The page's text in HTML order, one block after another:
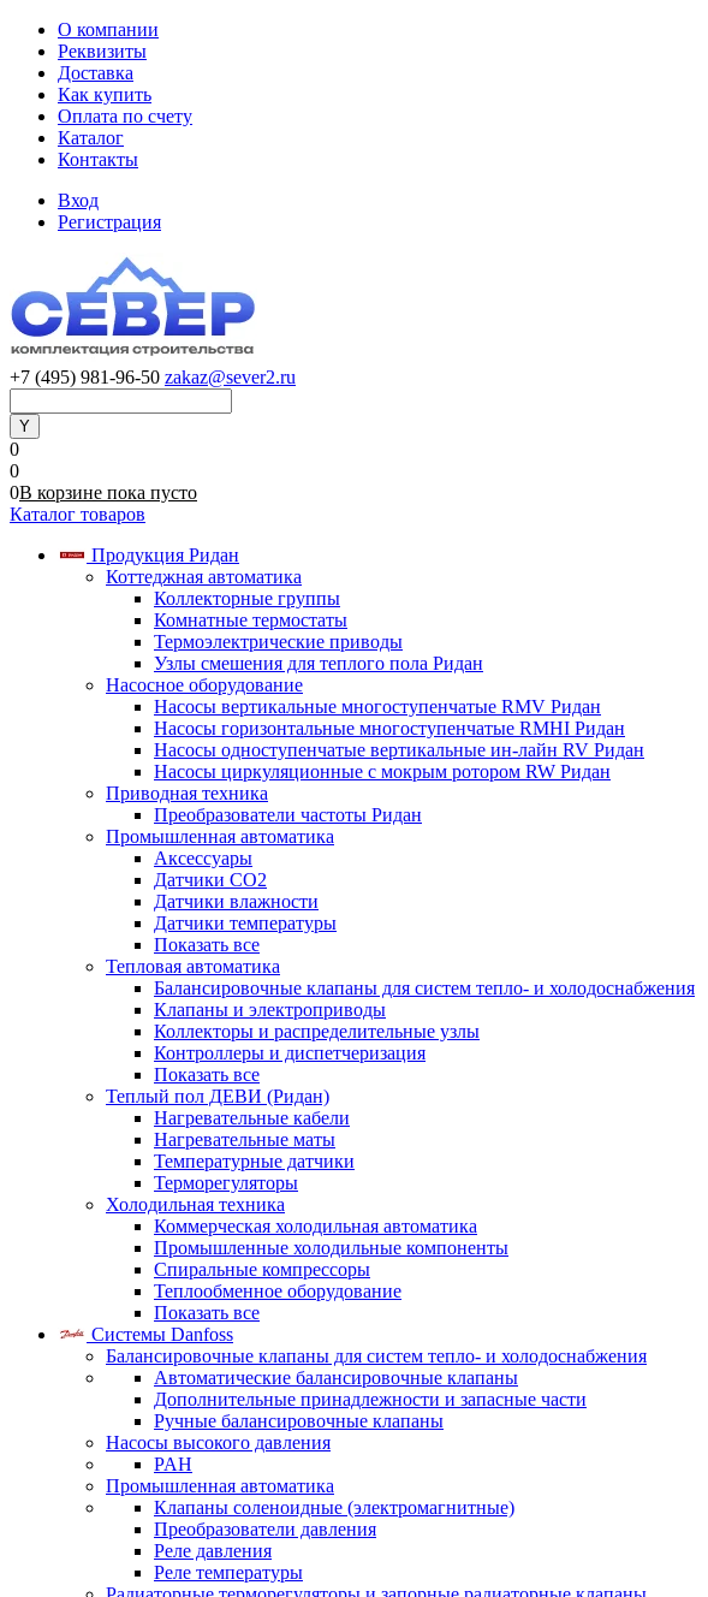
О компании
Реквизиты
Доставка
Как купить
Оплата по счету
Каталог
Контакты
Вход
Регистрация
+7 (495) 981-96-50 zakaz@sever2.ru
0
0
0В корзине пока пусто
Каталог товаров
Продукция Ридан
Коттеджная автоматика
Коллекторные группы
Комнатные термостаты
Термоэлектрические приводы
Узлы смешения для теплого пола Ридан
Насосное оборудование
Насосы вертикальные многоступенчатые RMV Ридан
Насосы горизонтальные многоступенчатые RMHI Ридан
Насосы одноступенчатые вертикальные ин-лайн RV Ридан
Насосы циркуляционные с мокрым ротором RW Ридан
Приводная техника
Преобразователи частоты Ридан
Промышленная автоматика
Аксессуары
Датчики CO2
Датчики влажности
Датчики температуры
Показать все
Тепловая автоматика
Балансировочные клапаны для систем тепло- и холодоснабжения
Клапаны и электроприводы
Коллекторы и распределительные узлы
Контроллеры и диспетчеризация
Показать все
Теплый пол ДЕВИ (Ридан)
Нагревательные кабели
Нагревательные маты
Температурные датчики
Терморегуляторы
Холодильная техника
Коммерческая холодильная автоматика
Промышленные холодильные компоненты
Спиральные компрессоры
Теплообменное оборудование
Показать все
Системы Danfoss
Балансировочные клапаны для систем тепло- и холодоснабжения
Автоматические балансировочные клапаны
Дополнительные принадлежности и запасные части
Ручные балансировочные клапаны
Насосы высокого давления
PAH
Промышленная автоматика
Клапаны соленоидные (электромагнитные)
Преобразователи давления
Реле давления
Реле температуры